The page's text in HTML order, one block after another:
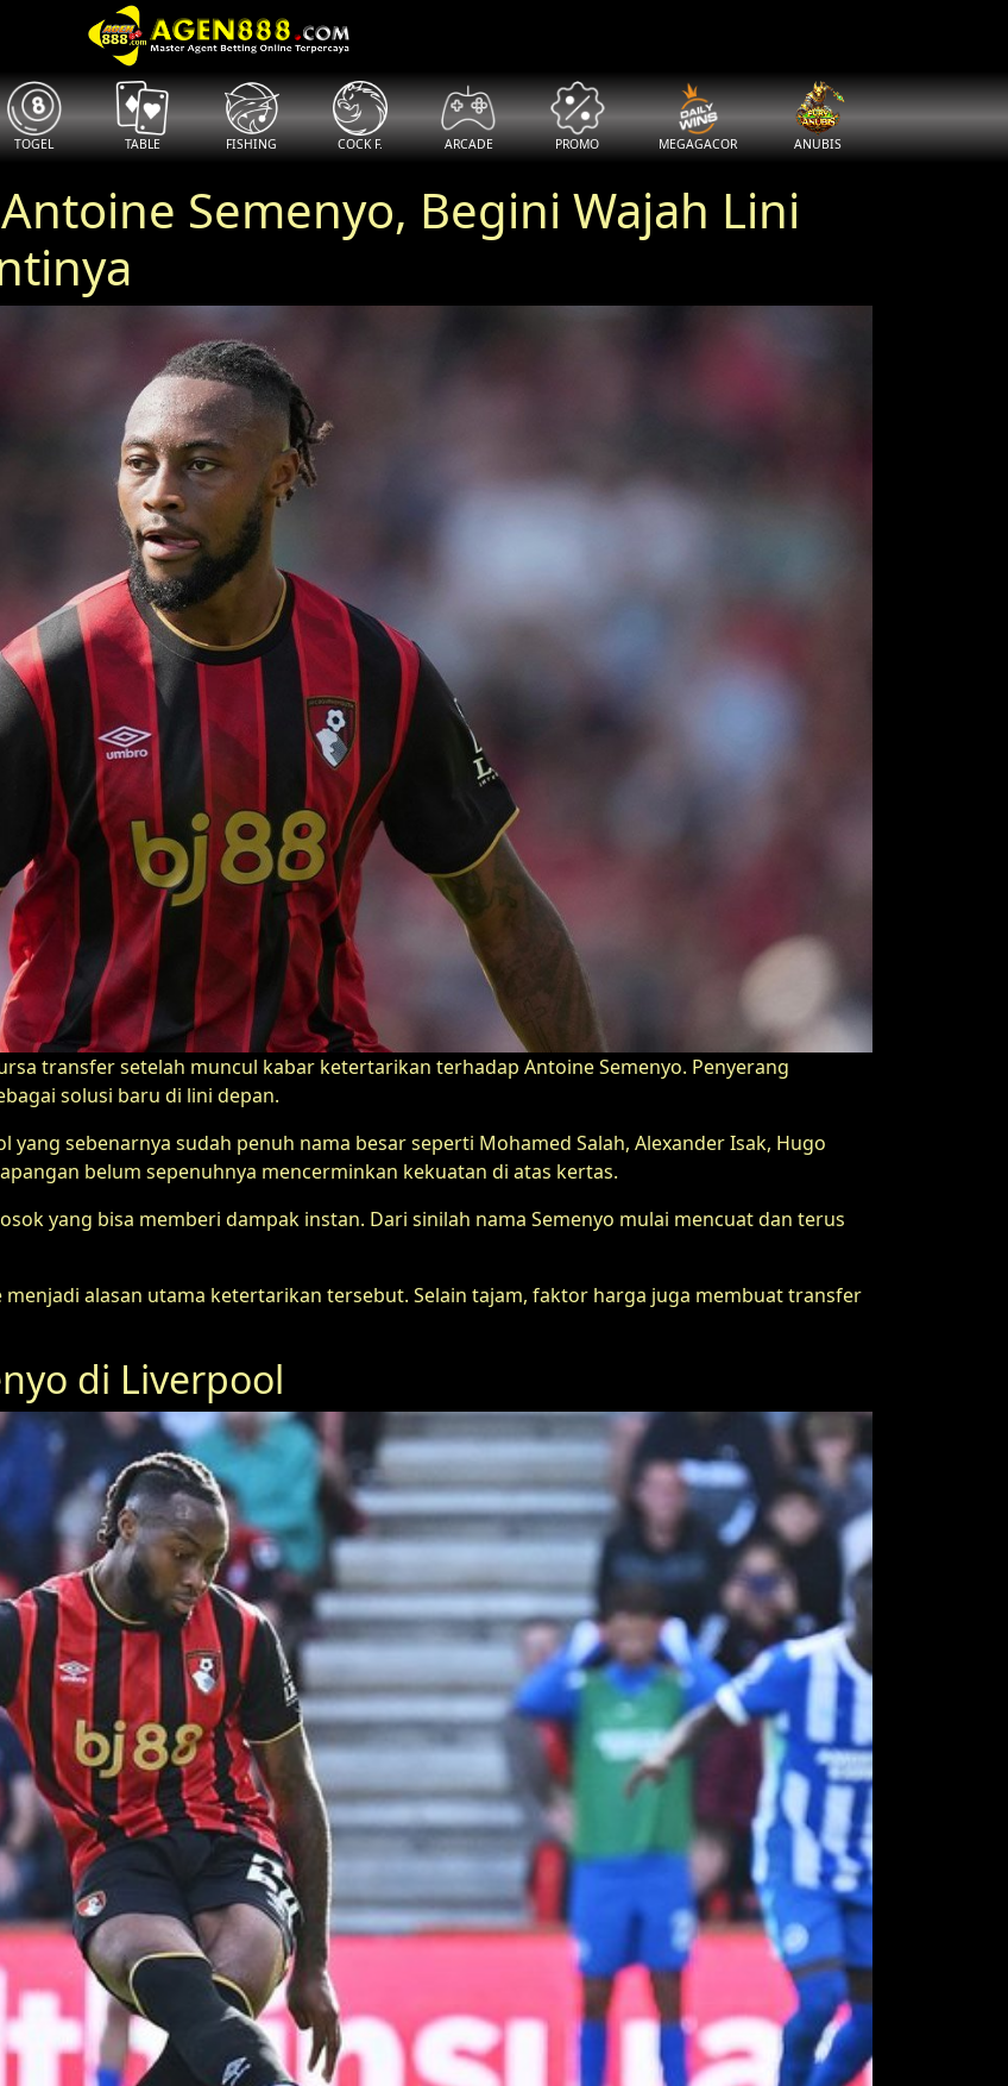
TOGEL TABLE FISHING COCK F. ARCADE PROMO MEGAGACOR ANUBIS
Semenyo, Begini Wajah Lini
transfer setelah muncul kabar ketertarikan terhadap Antoine Semenyo. Penyerang
solusi baru di lini depan.
sebenarnya sudah penuh nama besar seperti Mohamed Salah, Alexander Isak, Hugo
belum sepenuhnya mencerminkan kekuatan di atas kertas.
yang bisa memberi dampak instan. Dari sinilah nama Semenyo mulai mencuat dan terus
alasan utama ketertarikan tersebut. Selain tajam, faktor harga juga membuat transfer
di Liverpool